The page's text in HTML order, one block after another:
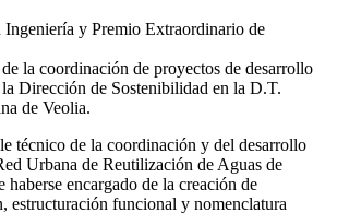
y Premio Extraordinario de
la coordinación de proyectos de desarrollo
Dirección de Sostenibilidad en la D.T.
de Veolia.
técnico de la coordinación y del desarrollo
Urbana de Reutilización de Aguas de
encargado de la creación de
estructuración funcional y nomenclatura